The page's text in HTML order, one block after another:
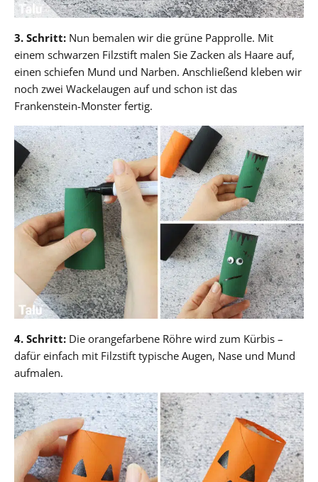
3. Schritt: Nun bemalen wir die grüne Papprolle. Mit
einem schwarzen Filzstift malen Sie Zacken als Haare auf,
einen schiefen Mund und Narben. Anschließend kleben wir
noch zwei Wackelaugen auf und schon ist das
Frankenstein-Monster fertig.
4. Schritt: Die orangefarbene Röhre wird zum Kürbis –
dafür einfach mit Filzstift typische Augen, Nase und Mund
aufmalen.